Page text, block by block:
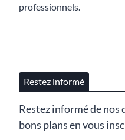
professionnels.
Restez informé
Restez informé de
bons plans en vous